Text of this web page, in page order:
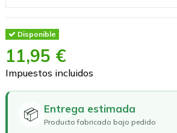
Disponible
11,95 €
Impuestos incluidos
📦 Entrega estimada
Producto fabricado bajo pedido